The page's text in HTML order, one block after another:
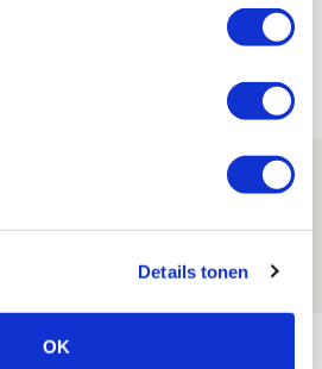
Details tonen
OK
of Ajax 1? Dat